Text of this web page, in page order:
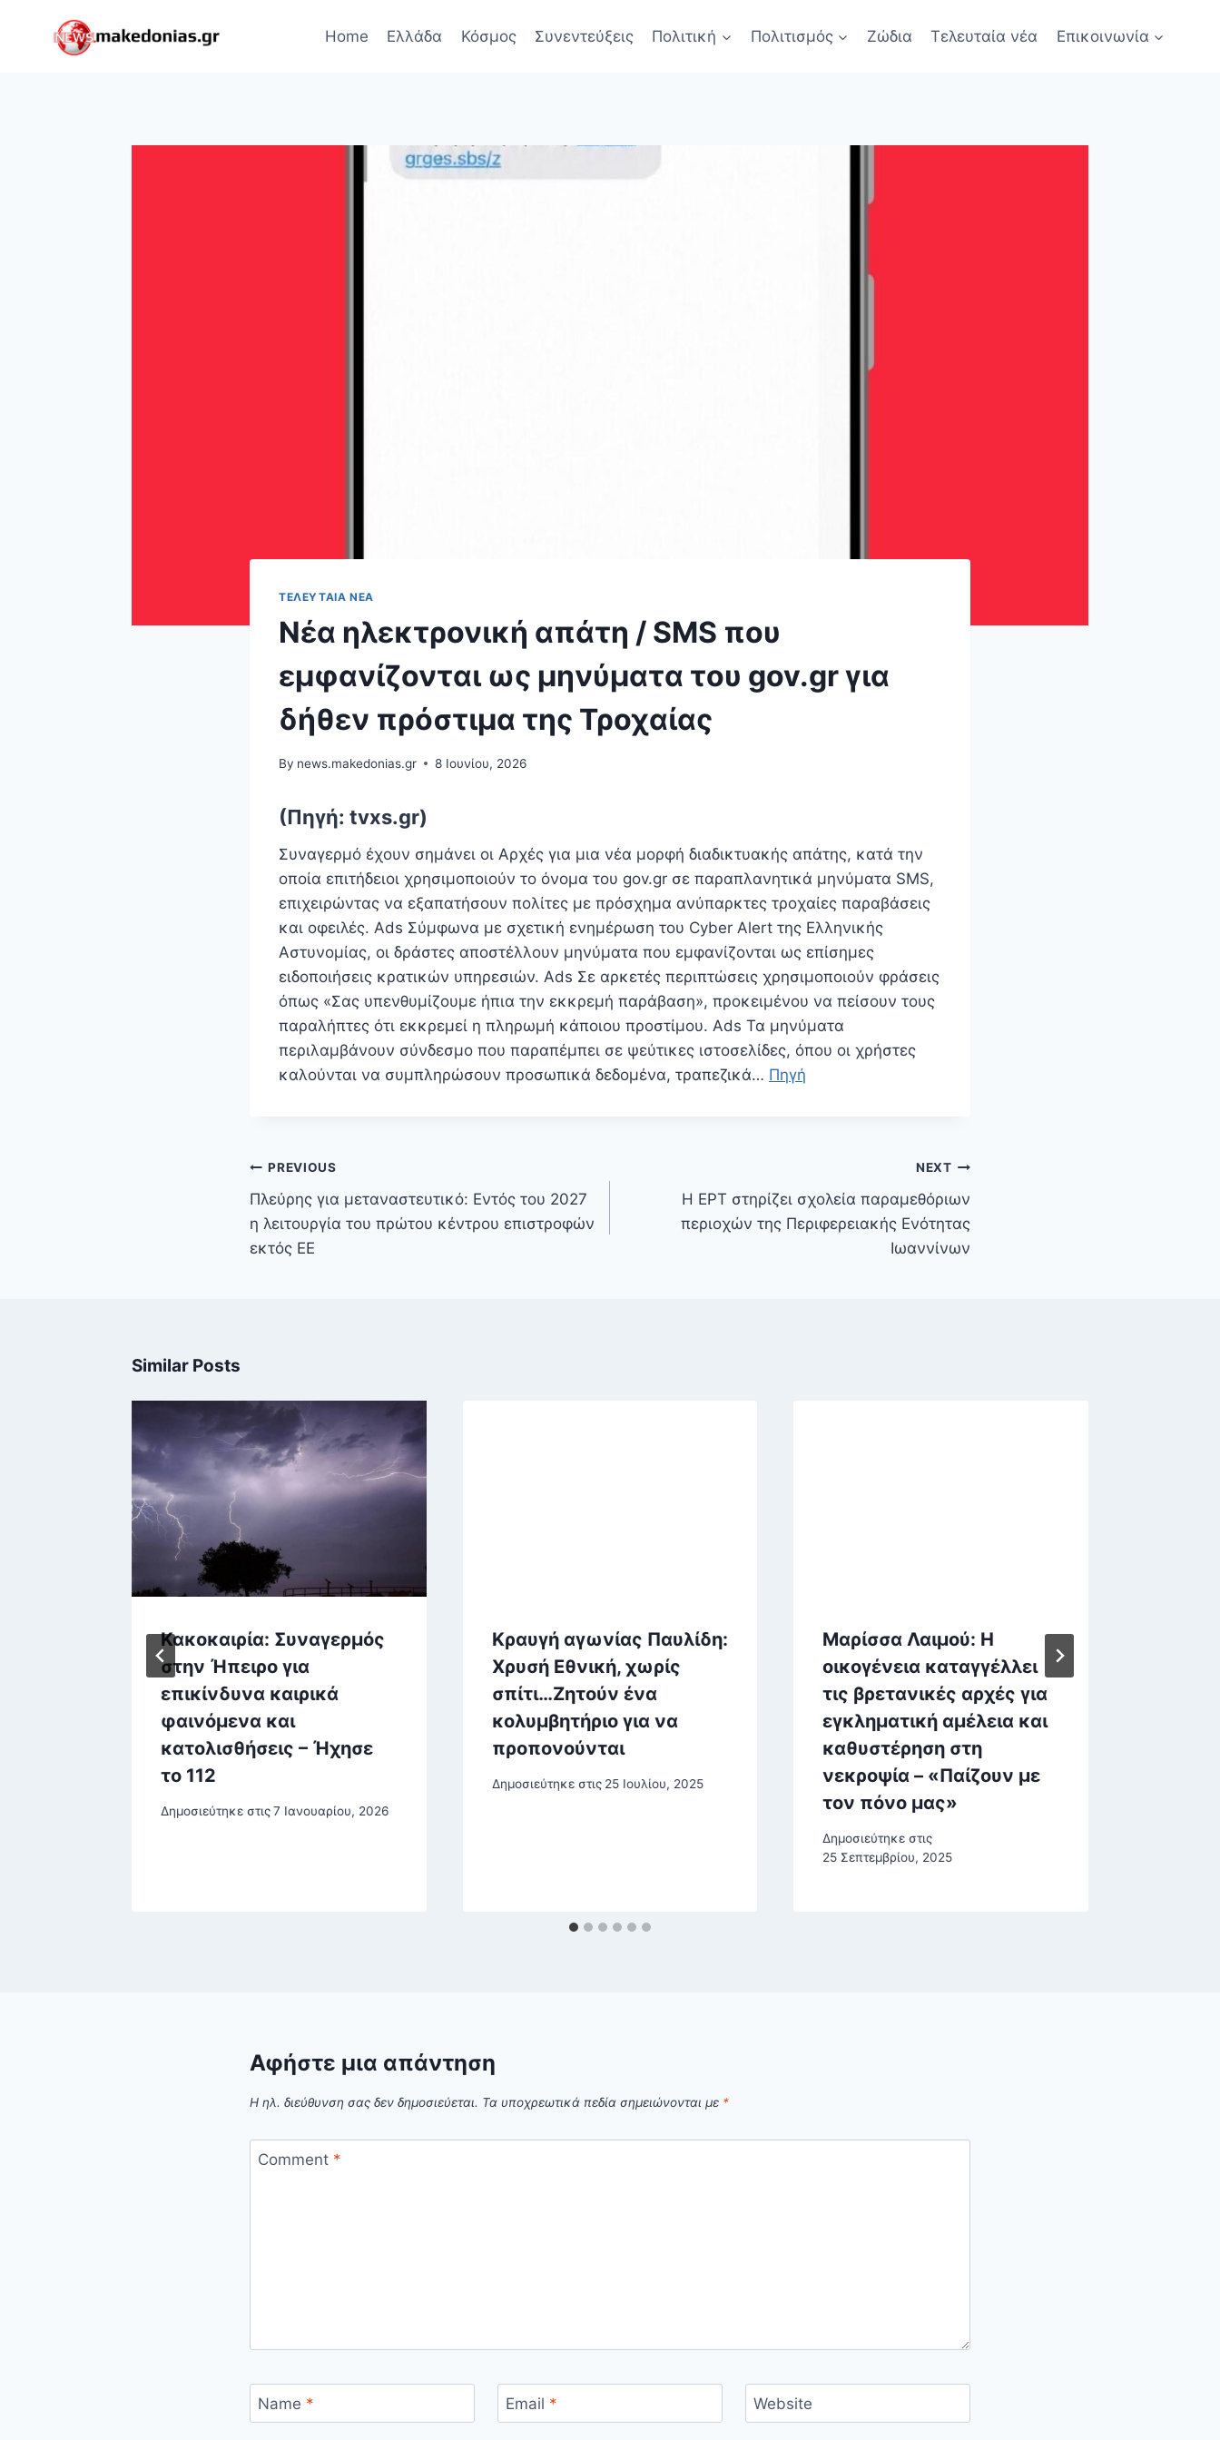
Home Ελλάδα Κόσμος Συνεντεύξεις Πολιτική Πολιτισμός Ζώδια Τελευταία νέα Επικοινωνία
ΤΕΛΕΥΤΑΊΑ ΝΈΑ
Nέα ηλεκτρονική απάτη / SMS που
εμφανίζονται ως μηνύματα του gov.gr για
δήθεν πρόστιμα της Τροχαίας
By news.makedonias.gr 8 Ιουνίου, 2026
(Πηγή: tvxs.gr)
Συναγερμό έχουν σημάνει οι Aρχές για μια νέα μορφή διαδικτυακής απάτης, κατά την
οποία επιτήδειοι χρησιμοποιούν το όνομα του gov.gr σε παραπλανητικά μηνύματα SMS,
επιχειρώντας να εξαπατήσουν πολίτες με πρόσχημα ανύπαρκτες τροχαίες παραβάσεις
και οφειλές. Ads Σύμφωνα με σχετική ενημέρωση του Cyber Alert της Ελληνικής
Αστυνομίας, οι δράστες αποστέλλουν μηνύματα που εμφανίζονται ως επίσημες
ειδοποιήσεις κρατικών υπηρεσιών. Ads Σε αρκετές περιπτώσεις χρησιμοποιούν φράσεις
όπως «Σας υπενθυμίζουμε ήπια την εκκρεμή παράβαση», προκειμένου να πείσουν τους
παραλήπτες ότι εκκρεμεί η πληρωμή κάποιου προστίμου. Ads Τα μηνύματα
περιλαμβάνουν σύνδεσμο που παραπέμπει σε ψεύτικες ιστοσελίδες, όπου οι χρήστες
καλούνται να συμπληρώσουν προσωπικά δεδομένα, τραπεζικά… Πηγή
Πλοήγηση
άρθρων
PREVIOUS
Πλεύρης για μεταναστευτικό: Εντός του 2027
η λειτουργία του πρώτου κέντρου επιστροφών
εκτός ΕΕ
NEXT
Η ΕΡΤ στηρίζει σχολεία παραμεθόριων
περιοχών της Περιφερειακής Ενότητας
Ιωαννίνων
Similar Posts
Κακοκαιρία: Συναγερμός
στην Ήπειρο για
επικίνδυνα καιρικά
φαινόμενα και
κατολισθήσεις – Ήχησε
το 112
Δημοσιεύτηκε στις7 Ιανουαρίου, 2026
Kραυγή αγωνίας Παυλίδη:
Χρυσή Εθνική, χωρίς
σπίτι…Ζητούν ένα
κολυμβητήριο για να
προπονούνται
Δημοσιεύτηκε στις 25 Ιουλίου, 2025
Μαρίσσα Λαιμού: Η
οικογένεια καταγγέλλει
τις βρετανικές αρχές για
εγκληματική αμέλεια και
καθυστέρηση στη
νεκροψία – «Παίζουν με
τον πόνο μας»
Δημοσιεύτηκε στις
25 Σεπτεμβρίου, 2025
Αφήστε μια απάντηση
Η ηλ. διεύθυνση σας δεν δημοσιεύεται. Τα υποχρεωτικά πεδία σημειώνονται με *
Comment *
Name * Email * Website